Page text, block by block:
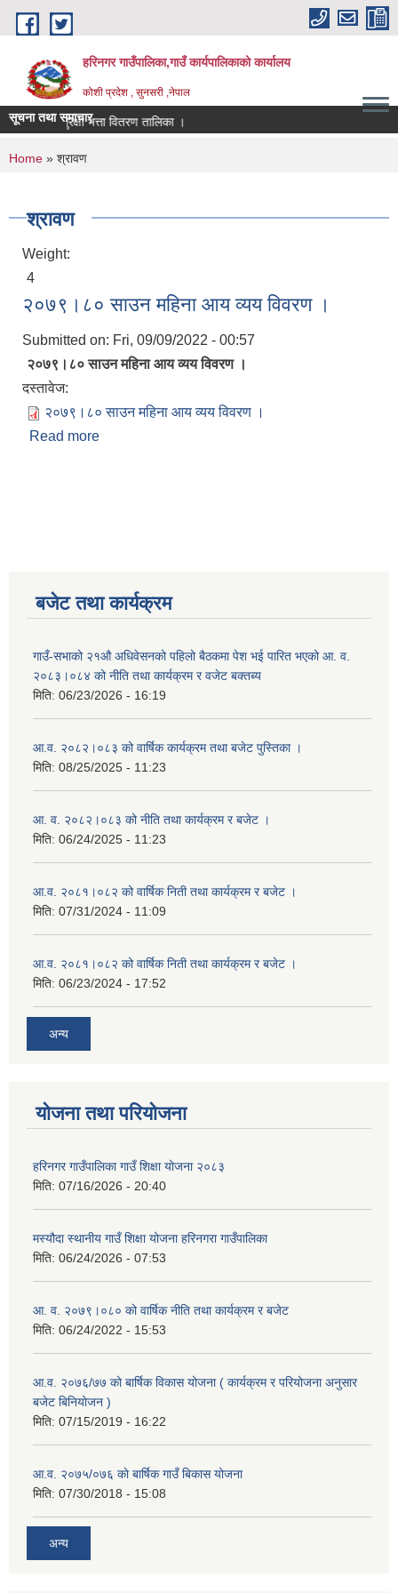
Skip to main content
हरिनगर गाउँपालिका,गाउँ कार्यपालिकाको कार्यालय
कोशी प्रदेश , सुनसरी ,नेपाल
सूचना तथा समाचार
सामाजिक सुरक्षा भत्ता वितरण तालिका ।
You are here
Home » श्रावण
श्रावण
Weight:
4
२०७९।८० साउन महिना आय व्यय विवरण ।
Submitted on: Fri, 09/09/2022 - 00:57
२०७९।८० साउन महिना आय व्यय विवरण ।
दस्तावेज:
२०७९।८० साउन महिना आय व्यय विवरण ।
Read more
बजेट तथा कार्यक्रम
गाउँ-सभाको २१औ अधिवेसनको पहिलो बैठकमा पेश भई पारित भएको आ. व.
२०८३।०८४ को नीति तथा कार्यक्रम र वजेट बक्तब्य
मिति: 06/23/2026 - 16:19
आ.व. २०८२।०८३ को वार्षिक कार्यक्रम तथा बजेट पुस्तिका ।
मिति: 08/25/2025 - 11:23
आ. व. २०८२।०८३ को नीति तथा कार्यक्रम र बजेट ।
मिति: 06/24/2025 - 11:23
आ.व. २०८१।०८२ को वार्षिक निती तथा कार्यक्रम र बजेट ।
मिति: 07/31/2024 - 11:09
आ.व. २०८१।०८२ को वार्षिक निती तथा कार्यक्रम र बजेट ।
मिति: 06/23/2024 - 17:52
अन्य
योजना तथा परियोजना
हरिनगर गाउँपालिका गाउँ शिक्षा योजना २०८३
मिति: 07/16/2026 - 20:40
मस्यौदा स्थानीय गाउँ शिक्षा योजना हरिनगरा गाउँपालिका
मिति: 06/24/2026 - 07:53
आ. व. २०७९।०८० को वार्षिक नीति तथा कार्यक्रम र बजेट
मिति: 06/24/2022 - 15:53
आ.व. २०७६/७७ को बार्षिक विकास योजना ( कार्यक्रम र परियोजना अनुसार
बजेट बिनियोजन )
मिति: 07/15/2019 - 16:22
आ.व. २०७५/०७६ काे बार्षिक गाउँ बिकास योजना
मिति: 07/30/2018 - 15:08
अन्य